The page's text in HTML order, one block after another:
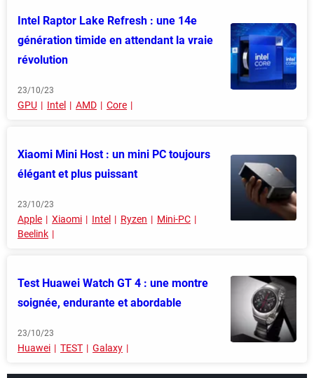
Intel Raptor Lake Refresh : une 14e
génération timide en attendant la vraie
révolution
23/10/23
GPU Intel AMD Core
Xiaomi Mini Host : un mini PC toujours
élégant et plus puissant
23/10/23
Apple Xiaomi Intel Ryzen
Mini-PC
Beelink
Test Huawei Watch GT 4 : une montre
soignée, endurante et abordable
23/10/23
Huawei TEST Galaxy